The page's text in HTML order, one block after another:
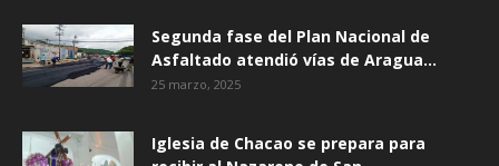
Segunda fase del Plan Nacional de
Asfaltado atendió vías de Aragua...
25 marzo, 2025
Iglesia de Chacao se prepara para